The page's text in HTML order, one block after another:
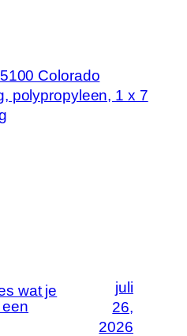
Colorado
polypropyleen, 1 x 7
wat je
juli
26,
2026